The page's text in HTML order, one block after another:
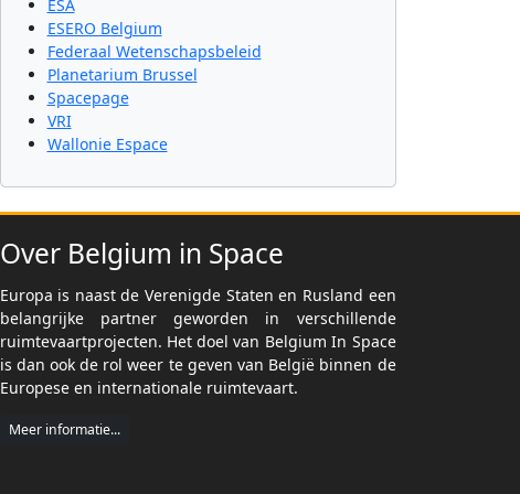
ESA
ESERO Belgium
Federaal Wetenschapsbeleid
Planetarium Brussel
Spacepage
VRI
Wallonie Espace
Over Belgium in Space
Europa is naast de Verenigde Staten en Rusland een
belangrijke partner geworden in verschillende
ruimtevaartprojecten. Het doel van Belgium In Space
is dan ook de rol weer te geven van België binnen de
Europese en internationale ruimtevaart.
Meer informatie...